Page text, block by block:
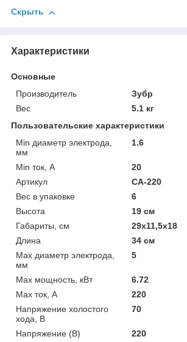
Скрыть
Характеристики
Основные
Производитель
Зубр
Вес
5.1 кг
Пользовательские характеристики
Min диаметр электрода,
мм
1.6
Min ток, А
20
Артикул
СА-220
Вес в упаковке
6
Высота
19 см
Габариты, см
29х11,5х18
Длина
34 см
Мах диаметр электрода,
мм
5
Мах мощность, кВт
6.72
Мах ток, А
220
Напряжение холостого
хода, В
70
Напряжение (В)
220